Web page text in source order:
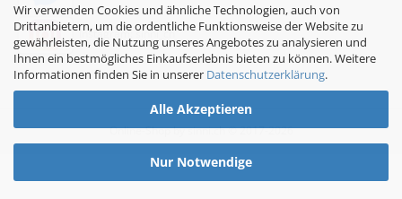
Wir verwenden Cookies und ähnliche Technologien, auch von
Drittanbietern, um die ordentliche Funktionsweise der Website zu
gewährleisten, die Nutzung unseres Angebotes zu analysieren und
Ihnen ein bestmögliches Einkaufserlebnis bieten zu können. Weitere
Informationen finden Sie in unserer Datenschutzerklärung.
Alle Akzeptieren
Nur Notwendige
Instagram: sinni_ch
Online-Shopby sinni.ch © 2017-2026